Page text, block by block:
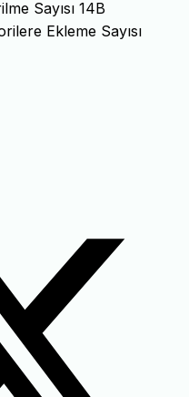
Sayısı 14B
Ekleme Sayısı